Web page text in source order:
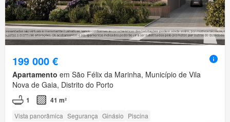
199 000 €
Apartamento em São Félix da Marinha, Município de Vila
Nova de Gaia, Distrito do Porto
1 41 m²
Vista panorâmica Segurança Ginásio Piscina